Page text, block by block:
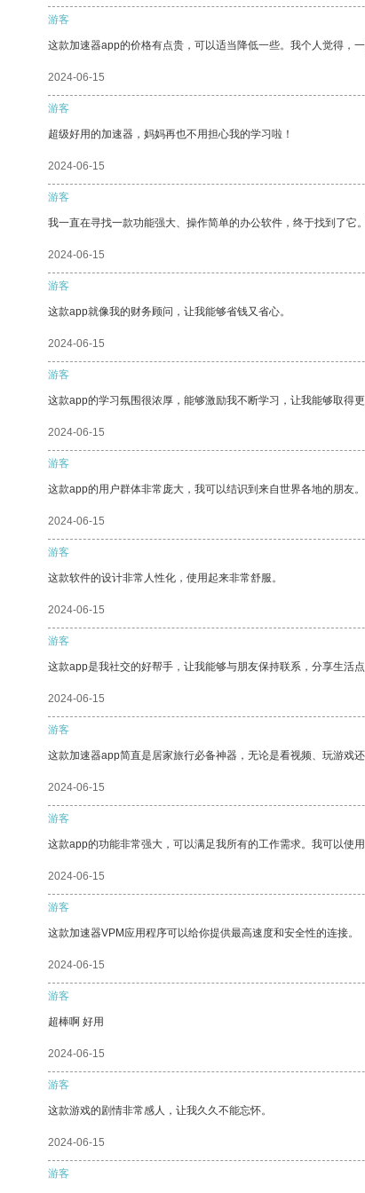
游客
这款加速器app的价格有点贵，可以适当降低一些。我个人觉得，
2024-06-15
游客
超级好用的加速器，妈妈再也不用担心我的学习啦！
2024-06-15
游客
我一直在寻找一款功能强大、操作简单的办公软件，终于找到了它
2024-06-15
游客
这款app就像我的财务顾问，让我能够省钱又省心。
2024-06-15
游客
这款app的学习氛围很浓厚，能够激励我不断学习，让我能够取得更
2024-06-15
游客
这款app的用户群体非常庞大，我可以结识到来自世界各地的朋友。
2024-06-15
游客
这款软件的设计非常人性化，使用起来非常舒服。
2024-06-15
游客
这款app是我社交的好帮手，让我能够与朋友保持联系，分享生活点
2024-06-15
游客
这款加速器app简直是居家旅行必备神器，无论是看视频、玩游戏
2024-06-15
游客
这款app的功能非常强大，可以满足我所有的工作需求。我可以使
2024-06-15
游客
这款加速器VPM应用程序可以给你提供最高速度和安全性的连接。
2024-06-15
游客
超棒啊 好用
2024-06-15
游客
这款游戏的剧情非常感人，让我久久不能忘怀。
2024-06-15
游客